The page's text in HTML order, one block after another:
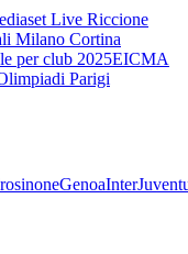
Live Riccione
Milano Cortina
per club 2025EICMA
Parigi
GenoaInter